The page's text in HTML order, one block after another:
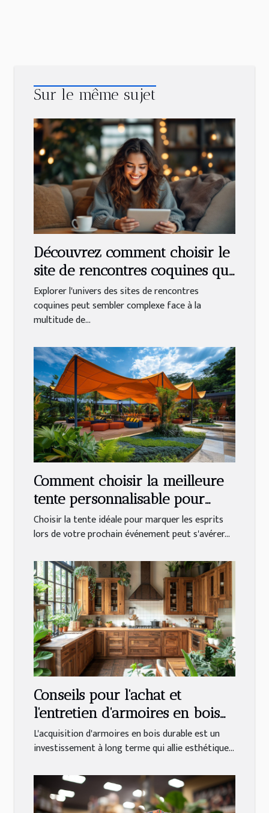
Sur le même sujet
Découvrez comment choisir le
site de rencontres coquines qui
vous correspond
Explorer l'univers des sites de rencontres
coquines peut sembler complexe face à la
multitude de...
Comment choisir la meilleure
tente personnalisable pour
votre événement
Choisir la tente idéale pour marquer les esprits
lors de votre prochain événement peut s'avérer...
Conseils pour l'achat et
l'entretien d'armoires en bois
durables
L'acquisition d'armoires en bois durable est un
investissement à long terme qui allie esthétique...